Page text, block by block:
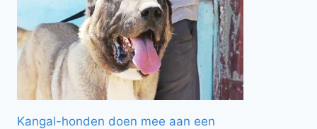
Kangal-honden doen mee aan een